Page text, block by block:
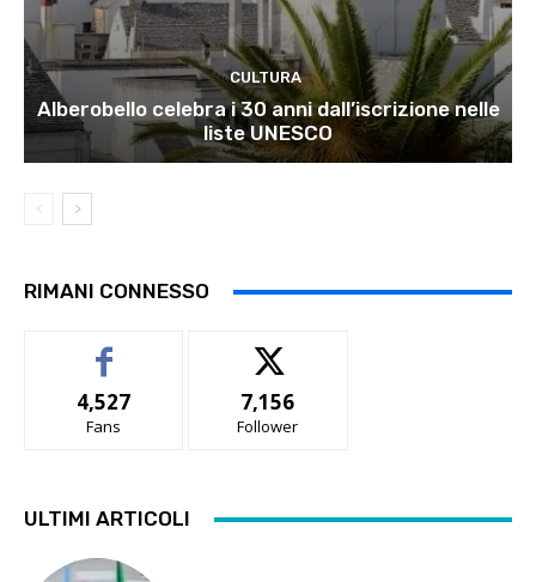
CULTURA
Alberobello celebra i 30 anni dall’iscrizione nelle
liste UNESCO
RIMANI CONNESSO
4,527
Fans
7,156
Follower
ULTIMI ARTICOLI